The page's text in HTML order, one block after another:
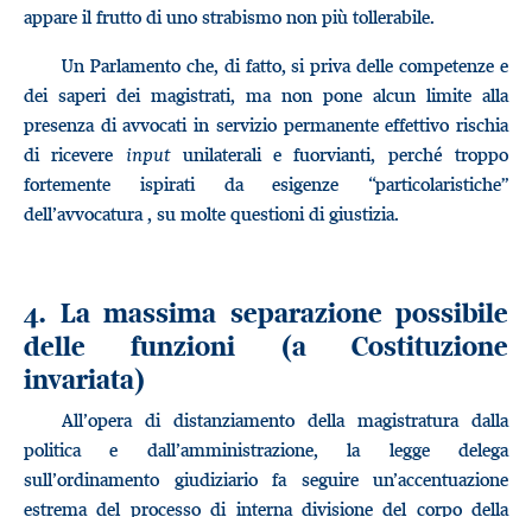
appare il frutto di uno strabismo non più tollerabile.
Un Parlamento che, di fatto, si priva delle competenze e
dei saperi dei magistrati, ma non pone alcun limite alla
presenza di avvocati in servizio permanente effettivo rischia
di ricevere input unilaterali e fuorvianti, perché troppo
fortemente ispirati da esigenze “particolaristiche”
dell’avvocatura , su molte questioni di giustizia.
4. La massima separazione possibile
delle funzioni (a Costituzione
invariata)
All’opera di distanziamento della magistratura dalla
politica e dall’amministrazione, la legge delega
sull’ordinamento giudiziario fa seguire un’accentuazione
estrema del processo di interna divisione del corpo della